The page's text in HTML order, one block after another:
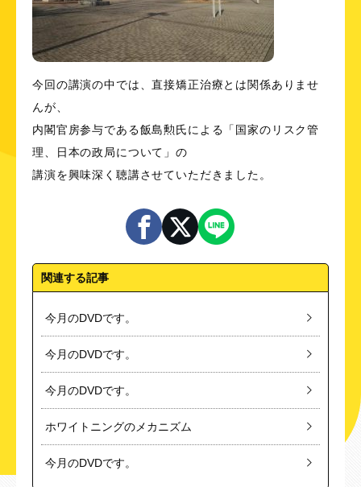
今回の講演の中では、直接矯正治療とは関係ありませ
んが、
内閣官房参与である飯島勲氏による「国家のリスク管
理、日本の政局について」の
講演を興味深く聴講させていただきました。
関連する記事
今月のDVDです。
今月のDVDです。
今月のDVDです。
ホワイトニングのメカニズム
今月のDVDです。